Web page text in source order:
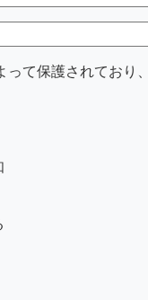
って保護されており